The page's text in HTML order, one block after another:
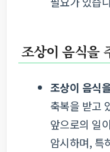
조상이 음식을
조상이 음식
축복을 받고
앞으로의 일
암시하며, 특